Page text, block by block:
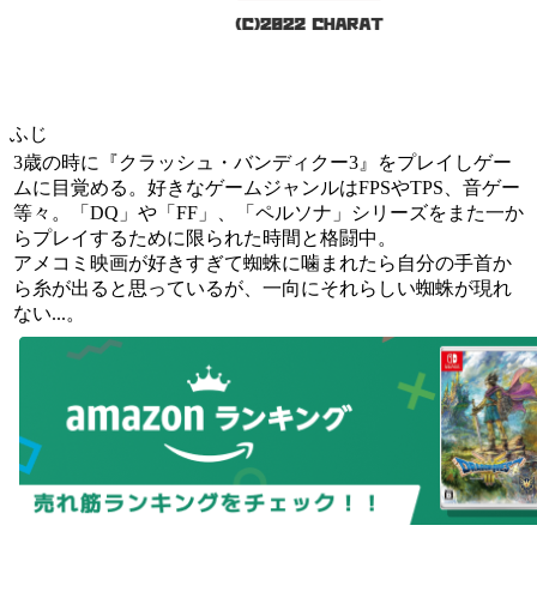
ふじ
3歳の時に『クラッシュ・バンディクー3』をプレイしゲー
ムに目覚める。好きなゲームジャンルはFPSやTPS、音ゲー
等々。「DQ」や「FF」、「ペルソナ」シリーズをまた一か
らプレイするために限られた時間と格闘中。
アメコミ映画が好きすぎて蜘蛛に噛まれたら自分の手首か
ら糸が出ると思っているが、一向にそれらしい蜘蛛が現れ
ない...。